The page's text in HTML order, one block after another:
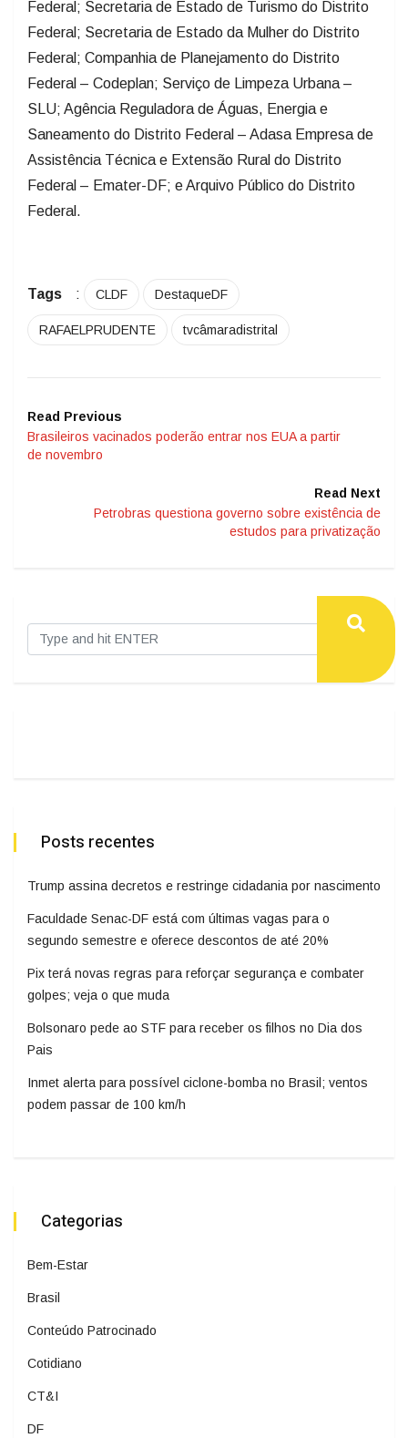
Federal; Secretaria de Estado de Turismo do Distrito
Federal; Secretaria de Estado da Mulher do Distrito
Federal; Companhia de Planejamento do Distrito
Federal – Codeplan; Serviço de Limpeza Urbana –
SLU; Agência Reguladora de Águas, Energia e
Saneamento do Distrito Federal – Adasa Empresa de
Assistência Técnica e Extensão Rural do Distrito
Federal – Emater-DF; e Arquivo Público do Distrito
Federal.
Tags : CLDF DestaqueDF
RAFAELPRUDENTE tvcâmaradistrital
Read Previous
Brasileiros vacinados poderão entrar nos EUA a partir
de novembro
Read Next
Petrobras questiona governo sobre existência de
estudos para privatização
Posts recentes
Trump assina decretos e restringe cidadania por nascimento
Faculdade Senac-DF está com últimas vagas para o
segundo semestre e oferece descontos de até 20%
Pix terá novas regras para reforçar segurança e combater
golpes; veja o que muda
Bolsonaro pede ao STF para receber os filhos no Dia dos
Pais
Inmet alerta para possível ciclone-bomba no Brasil; ventos
podem passar de 100 km/h
Categorias
Bem-Estar
Brasil
Conteúdo Patrocinado
Cotidiano
CT&I
DF